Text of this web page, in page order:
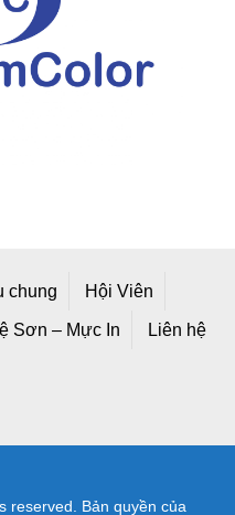
chung Hội Viên
Sơn – Mực In Liên hệ
reserved. Bản quyền của